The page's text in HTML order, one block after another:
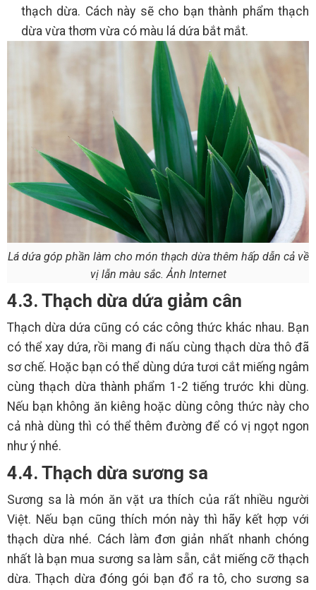
thạch dừa. Cách này sẽ cho bạn thành phẩm thạch
dừa vừa thơm vừa có màu lá dứa bắt mắt.
Lá dứa góp phần làm cho món thạch dừa thêm hấp dẫn cả về
vị lẫn màu sắc. Ảnh Internet
4.3. Thạch dừa dứa giảm cân
Thạch dừa dứa cũng có các công thức khác nhau. Bạn
có thể xay dứa, rồi mang đi nấu cùng thạch dừa thô đã
sơ chế. Hoặc bạn có thể dùng dứa tươi cắt miếng ngâm
cùng thạch dừa thành phẩm 1-2 tiếng trước khi dùng.
Nếu bạn không ăn kiêng hoặc dùng công thức này cho
cả nhà dùng thì có thể thêm đường để có vị ngọt ngon
như ý nhé.
4.4. Thạch dừa sương sa
Sương sa là món ăn vặt ưa thích của rất nhiều người
Việt. Nếu bạn cũng thích món này thì hãy kết hợp với
thạch dừa nhé. Cách làm đơn giản nhất nhanh chóng
nhất là bạn mua sương sa làm sẵn, cắt miếng cỡ thạch
dừa. Thạch dừa đóng gói bạn đổ ra tô, cho sương sa